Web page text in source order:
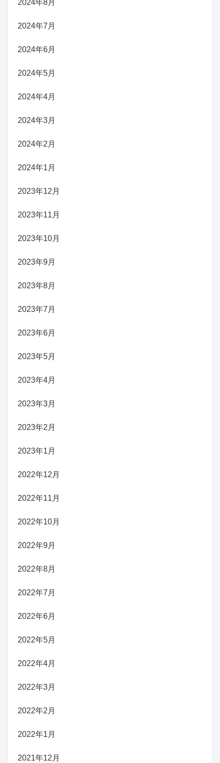
2024年8月
2024年7月
2024年6月
2024年5月
2024年4月
2024年3月
2024年2月
2024年1月
2023年12月
2023年11月
2023年10月
2023年9月
2023年8月
2023年7月
2023年6月
2023年5月
2023年4月
2023年3月
2023年2月
2023年1月
2022年12月
2022年11月
2022年10月
2022年9月
2022年8月
2022年7月
2022年6月
2022年5月
2022年4月
2022年3月
2022年2月
2022年1月
2021年12月